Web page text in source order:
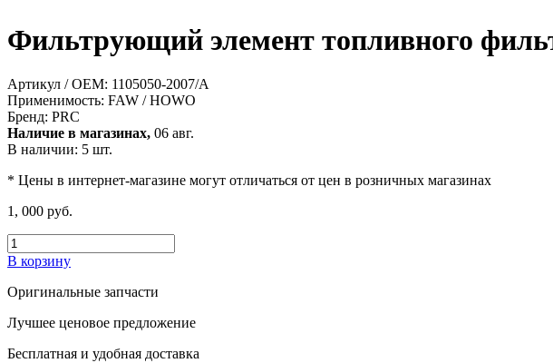
Фильтрующий элемент топливного
Артикул / OEM: 1105050-2007/A
Применимость: FAW / HOWO
Бренд: PRC
Наличие в магазинах, 06 авг.
В наличии: 5 шт.
* Цены в интернет-магазине могут отличаться от цен в розничных магазинах
1, 000 руб.
В корзину
Оригинальные запчасти
Лучшее ценовое предложение
Бесплатная и удобная доставка